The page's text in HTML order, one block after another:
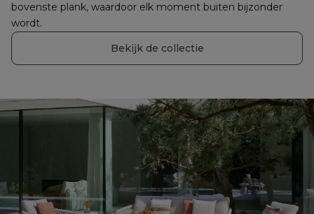
bovenste plank, waardoor elk moment buiten bijzonder
wordt.
Bekijk de collectie